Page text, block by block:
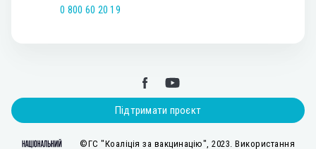
0 800 60 20 19
Підтримати проєкт
©ГС "Коаліція за вакцинацію", 2023. Використання